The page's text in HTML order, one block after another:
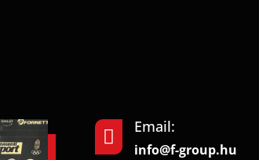
 Email:
info@f-group.hu